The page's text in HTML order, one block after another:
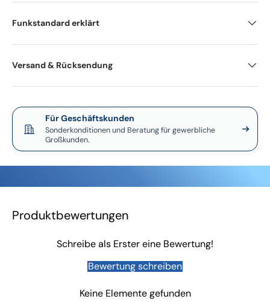
Funkstandard erklärt
Versand & Rücksendung
Für Geschäftskunden
Sonderkonditionen und Beratung für gewerbliche
Großkunden.
Produktbewertungen
Schreibe als Erster eine Bewertung!
Bewertung schreiben
Keine Elemente gefunden